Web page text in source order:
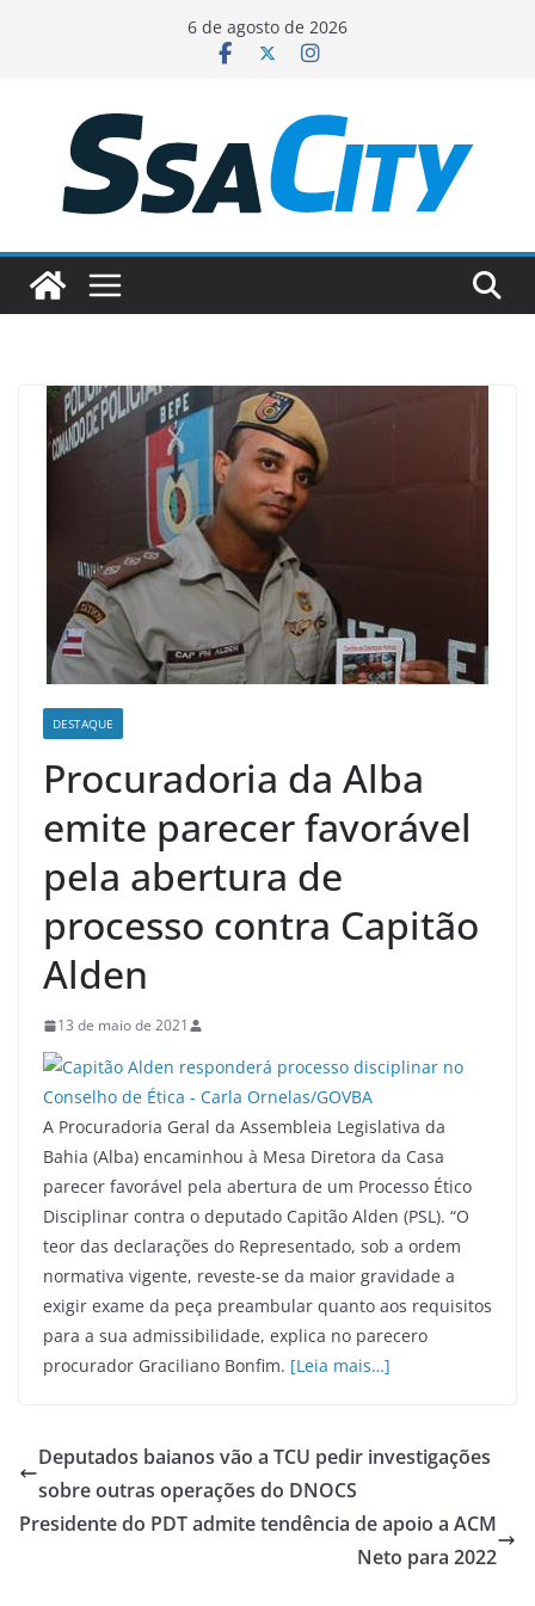
conteúdo
6 de agosto de 2026
DESTAQUE
Procuradoria da Alba
emite parecer favorável
pela abertura de
processo contra Capitão
Alden
13 de maio de 2021
A Procuradoria Geral da Assembleia Legislativa da
Bahia (Alba) encaminhou à Mesa Diretora da Casa
parecer favorável pela abertura de um Processo Ético
Disciplinar contra o deputado Capitão Alden (PSL). “O
teor das declarações do Representado, sob a ordem
normativa vigente, reveste-se da maior gravidade a
exigir exame da peça preambular quanto aos requisitos
para a sua admissibilidade, explica no parecero
procurador Graciliano Bonfim. [Leia mais…]
Deputados baianos vão a TCU pedir investigações
sobre outras operações do DNOCS
Presidente do PDT admite tendência de apoio a ACM
Neto para 2022